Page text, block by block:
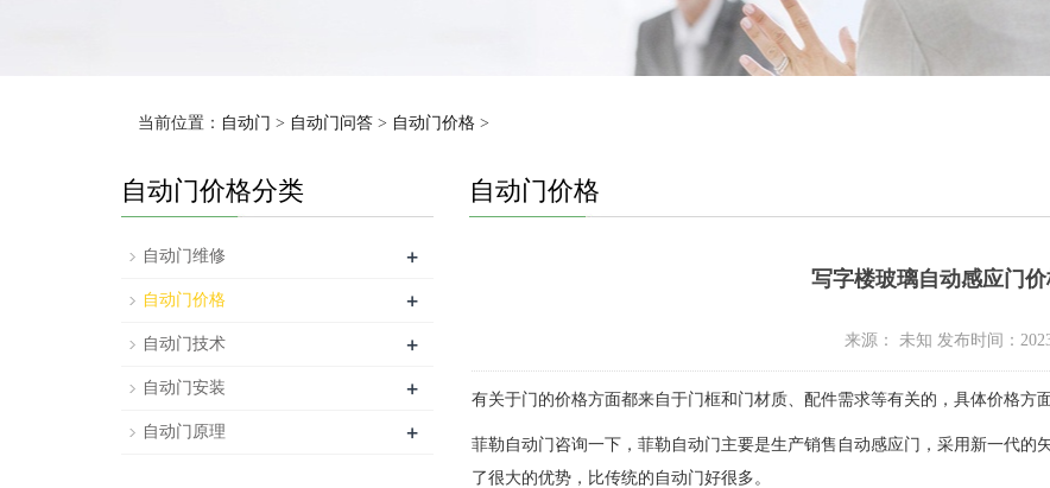
当前位置： 自动门 > 自动门问答 > 自动门价格 >
自动门价格
写字楼玻璃自动感应门价
来源： 未知 发布时间：
有关于门的价格方面都来自于门框和门材质、配件需求等有关的，具体价格方
菲勒自动门咨询一下，菲勒自动门主要是生产销售自动感应门，采用新一代的
了很大的优势，比传统的自动门好很多。
自动门价格分类
自动门维修 +
自动门价格 +
自动门技术 +
自动门安装 +
自动门原理 +